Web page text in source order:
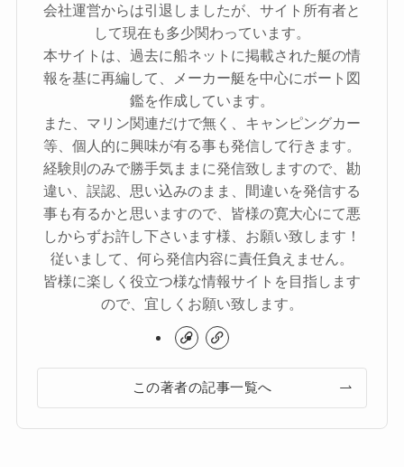
会社運営からは引退しましたが、サイト所有者と
して現在も多少関わっています。
本サイトは、過去に船ネットに掲載された艇の情
報を基に再編して、メーカー艇を中心にボート図
鑑を作成しています。
また、マリン関連だけで無く、キャンピングカー
等、個人的に興味が有る事も発信して行きます。
経験則のみで勝手気ままに発信致しますので、勘
違い、誤認、思い込みのまま、間違いを発信する
事も有るかと思いますので、皆様の寛大心にて悪
しからずお許し下さいます様、お願い致します！
従いまして、何ら発信内容に責任負えません。
皆様に楽しく役立つ様な情報サイトを目指します
ので、宜しくお願い致します。
この著者の記事一覧へ